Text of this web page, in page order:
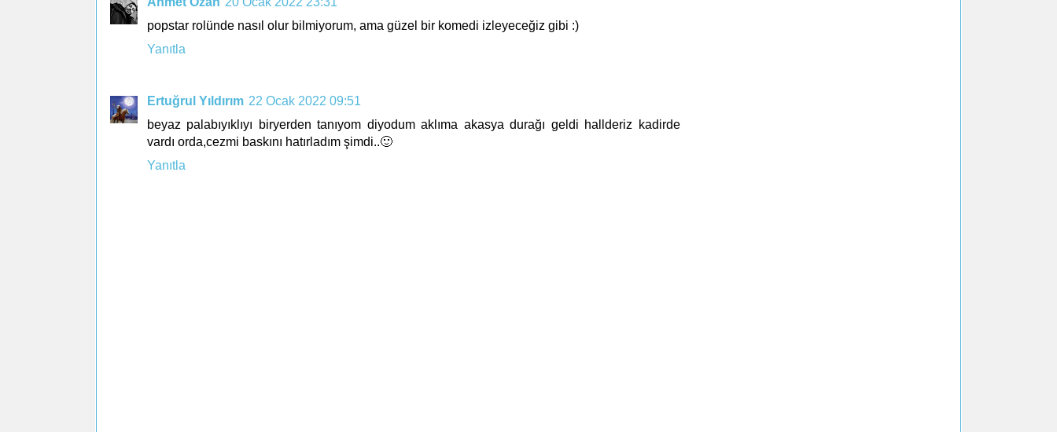
popstar rolünde nasıl olur bilmiyorum, ama güzel bir komedi izleyeceğiz gibi :)
Yanıtla
Ertuğrul Yıldırım 22 Ocak 2022 09:51
beyaz palabıyıklıyı biryerden tanıyom diyodum aklıma akasya durağı geldi hallderiz kadirde
vardı orda,cezmi baskını hatırladım şimdi..🙂
Yanıtla